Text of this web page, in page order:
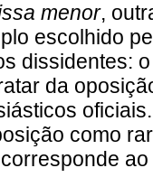
menor,
escolhido
dissidentes:
da
como